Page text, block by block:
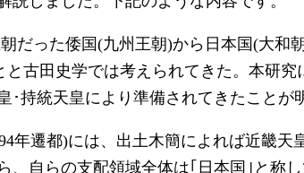
だった倭国(九州王朝)から日本国(大和
と古田史学では考えられてきた。本研究
･持統天皇により準備されてきたことが
年遷都)には、出土木簡によれば近畿天
、自らの支配領域全体は｢日本国｣と称し